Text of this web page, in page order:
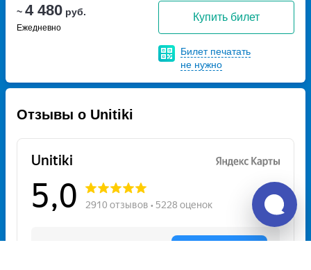
~ 4 480 руб.
Ежедневно
Купить билет
Билет печатать
не нужно
Отзывы о Unitiki